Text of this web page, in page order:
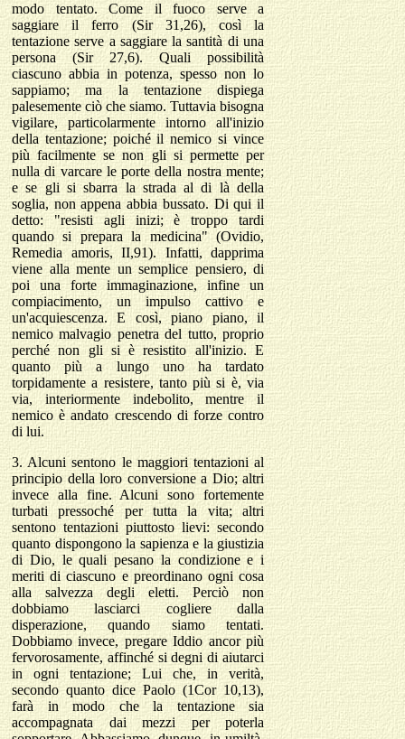
modo tentato. Come il fuoco serve a
saggiare il ferro (Sir 31,26), così la
tentazione serve a saggiare la santità di una
persona (Sir 27,6). Quali possibilità
ciascuno abbia in potenza, spesso non lo
sappiamo; ma la tentazione dispiega
palesemente ciò che siamo. Tuttavia bisogna
vigilare, particolarmente intorno all'inizio
della tentazione; poiché il nemico si vince
più facilmente se non gli si permette per
nulla di varcare le porte della nostra mente;
e se gli si sbarra la strada al di là della
soglia, non appena abbia bussato. Di qui il
detto: "resisti agli inizi; è troppo tardi
quando si prepara la medicina" (Ovidio,
Remedia amoris, II,91). Infatti, dapprima
viene alla mente un semplice pensiero, di
poi una forte immaginazione, infine un
compiacimento, un impulso cattivo e
un'acquiescenza. E così, piano piano, il
nemico malvagio penetra del tutto, proprio
perché non gli si è resistito all'inizio. E
quanto più a lungo uno ha tardato
torpidamente a resistere, tanto più si è, via
via, interiormente indebolito, mentre il
nemico è andato crescendo di forze contro
di lui.
3. Alcuni sentono le maggiori tentazioni al
principio della loro conversione a Dio; altri
invece alla fine. Alcuni sono fortemente
turbati pressoché per tutta la vita; altri
sentono tentazioni piuttosto lievi: secondo
quanto dispongono la sapienza e la giustizia
di Dio, le quali pesano la condizione e i
meriti di ciascuno e preordinano ogni cosa
alla salvezza degli eletti. Perciò non
dobbiamo lasciarci cogliere dalla
disperazione, quando siamo tentati.
Dobbiamo invece, pregare Iddio ancor più
fervorosamente, affinché si degni di aiutarci
in ogni tentazione; Lui che, in verità,
secondo quanto dice Paolo (1Cor 10,13),
farà in modo che la tentazione sia
accompagnata dai mezzi per poterla